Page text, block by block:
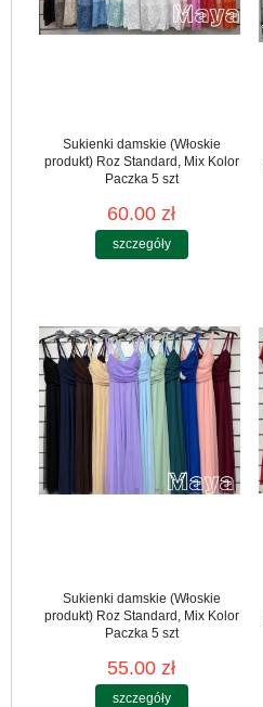
Sukienki damskie (Włoskie
produkt) Roz Standard, Mix Kolor
Paczka 5 szt
60.00 zł
szczegóły
Sukienki damskie (Włoskie
produkt) Roz Standard, Mix Kolor
Paczka 5 szt
55.00 zł
szczegóły